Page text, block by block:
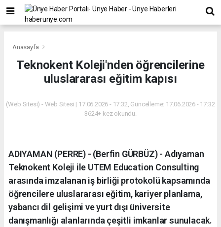
Anasayfa
Teknokent Koleji'nden öğrencilerine
uluslararası eğitim kapısı
(Web Sitesi) - Web Sitesi | 17.06.2026 - 17:32, Güncelleme: 17.06.2026 - 17:32
3624+ kez okundu.
ADIYAMAN (PERRE) - (Berfin GÜRBÜZ) - Adıyaman
Teknokent Koleji ile UTEM Education Consulting
arasında imzalanan iş birliği protokolü kapsamında
öğrencilere uluslararası eğitim, kariyer planlama,
yabancı dil gelişimi ve yurt dışı üniversite
danışmanlığı alanlarında çeşitli imkanlar sunulacak.